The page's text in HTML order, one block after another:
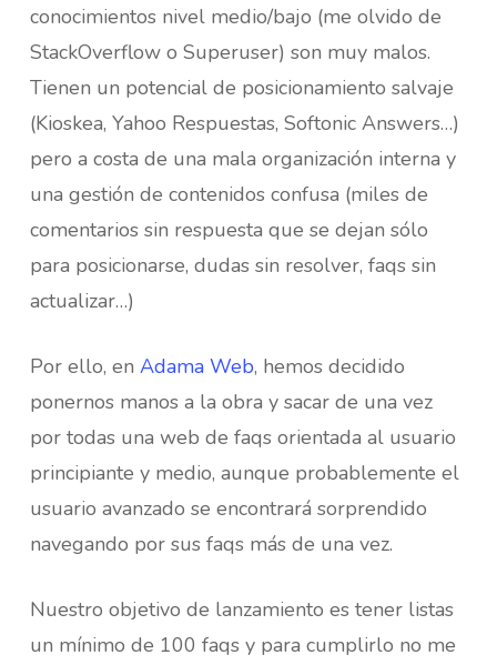
conocimientos nivel medio/bajo (me olvido de
StackOverflow o Superuser) son muy malos.
Tienen un potencial de posicionamiento salvaje
(Kioskea, Yahoo Respuestas, Softonic Answers…)
pero a costa de una mala organización interna y
una gestión de contenidos confusa (miles de
comentarios sin respuesta que se dejan sólo
para posicionarse, dudas sin resolver, faqs sin
actualizar…)
Por ello, en Adama Web, hemos decidido
ponernos manos a la obra y sacar de una vez
por todas una web de faqs orientada al usuario
principiante y medio, aunque probablemente el
usuario avanzado se encontrará sorprendido
navegando por sus faqs más de una vez.
Nuestro objetivo de lanzamiento es tener listas
un mínimo de 100 faqs y para cumplirlo no me